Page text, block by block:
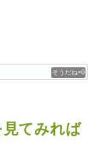
0
てみれば